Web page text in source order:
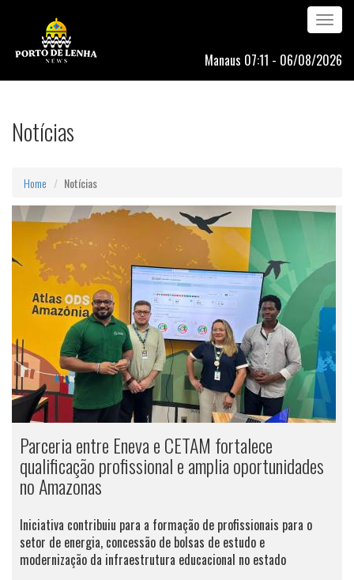
Toggle
navigation
Manaus 07:11 - 06/08/2026
Notícias
Home Notícias
Parceria entre Eneva e CETAM fortalece
qualificação profissional e amplia oportunidades
no Amazonas
Iniciativa contribuiu para a formação de profissionais para o
setor de energia, concessão de bolsas de estudo e
modernização da infraestrutura educacional no estado